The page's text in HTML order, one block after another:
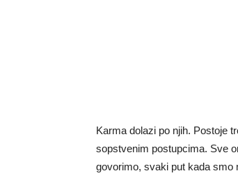
Karma dolazi po njih. Postoje
sopstvenim postupcima. Sve
govorimo, svaki put kada smo